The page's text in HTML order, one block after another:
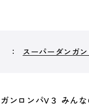
スーパーダンガ
ガンロンパV３ みん